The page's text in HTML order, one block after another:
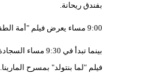
بفندق ريحانة.
9:00 مساء يعرض فيلم "أمة الطفل الواحد" بقاعة سي سينما 2 بفندق ريحانة. 9:15 مساء، يعرض فيلم "الأب" بقاعة أوديماكس بالجامعة الألمانية.
فيلم "لما بنتولد" بمسرح المارينا.